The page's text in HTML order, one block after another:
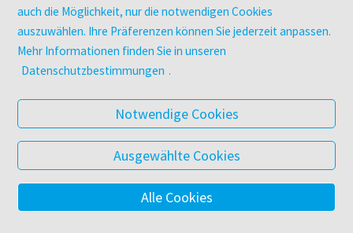
UNTERNEHMEN
Über facultas
Arbeiten bei facultas
Datenschutz & Cookies
AGB
Barrierefreiheit
© 2025 Facultas Verlags- und Buchhandels AG
auch die Möglichkeit, nur die notwendigen Cookies
auszuwählen. Ihre Präferenzen können Sie jederzeit anpassen.
Mehr Informationen finden Sie in unseren
Datenschutzbestimmungen .
Notwendige Cookies
Ausgewählte Cookies
Alle Cookies